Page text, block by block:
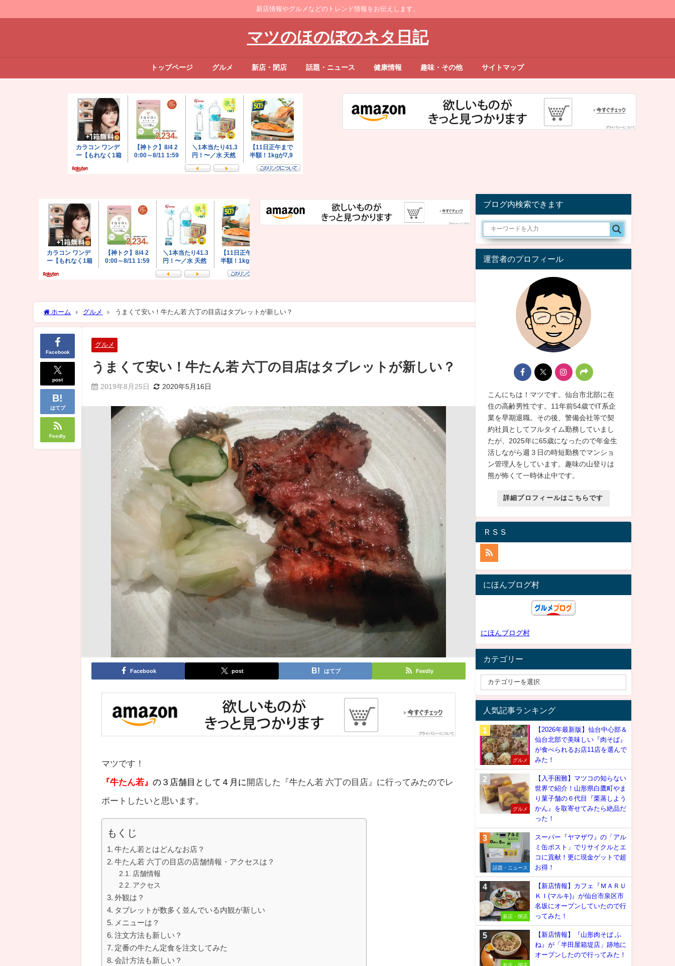
新店情報やグルメなどのトレンド情報をお伝えします。
マツのほのぼのネタ日記
トップページ グルメ 新店・閉店 話題・ニュース 健康情報 趣味・その他 サイトマップ
ホーム グルメ うまくて安い！牛たん若 六丁の目店はタブレットが新しい？
Facebook
post
はてブ
Feedly
グルメ
うまくて安い！牛たん若 六丁の目店はタブレットが新しい？
2019年8月25日 2020年5月16日
Facebook post はてブ Feedly
マツです！
『牛たん若』の３店舗目として４月に 開店した『牛たん若 六丁の目店』に行ってみたのでレ
ポートしたいと思います。
もくじ
牛たん若とはどんなお店？
牛たん若 六丁の目店の店舗情報・アクセスは？
店舗情報
アクセス
外観は？
タブレットが数多く並んでいる内観が新しい
メニューは？
注文方法も新しい？
定番の牛たん定食を注文してみた
会計方法も新しい？
ブログ内検索できます
運営者のプロフィール
こんにちは！マツです。仙台市北部に在
住の高齢男性です。11年前54歳でIT系企
業を早期退職。その後、警備会社等で契
約社員としてフルタイム勤務していまし
たが、2025年に65歳になったので年金生
活しながら週３日の時短勤務でマンショ
ン管理人をしています。趣味の山登りは
熊が怖くて一時休止中です。
詳細プロフィールはこちらです
ＲＳＳ
にほんブログ村
にほんブログ村
カテゴリー
人気記事ランキング
グルメ
【2026年最新版】仙台中心部＆
仙台北部で美味しい『肉そば』
が食べられるお店11店を選んで
みた！
グルメ
【入手困難】マツコの知らない
世界で紹介！山形県白鷹町やま
り菓子舗の６代目『栗蒸しよう
かん』を取寄せてみたら絶品だ
った！
話題・ニュース
スーパー『ヤマザワ』の「アル
ミ缶ポスト」でリサイクルとエ
コに貢献！更に現金ゲットで超
お得！
新店・閉店
【新店情報】カフェ『ＭＡＲＵ
ＫＩ(マルキ)』が仙台市泉区市
名坂にオープンしていたので行
ってみた！
【新店情報】『山形肉そば ふ
ね』が「半田屋箱堤店」跡地に
オープンしたので行ってみた！